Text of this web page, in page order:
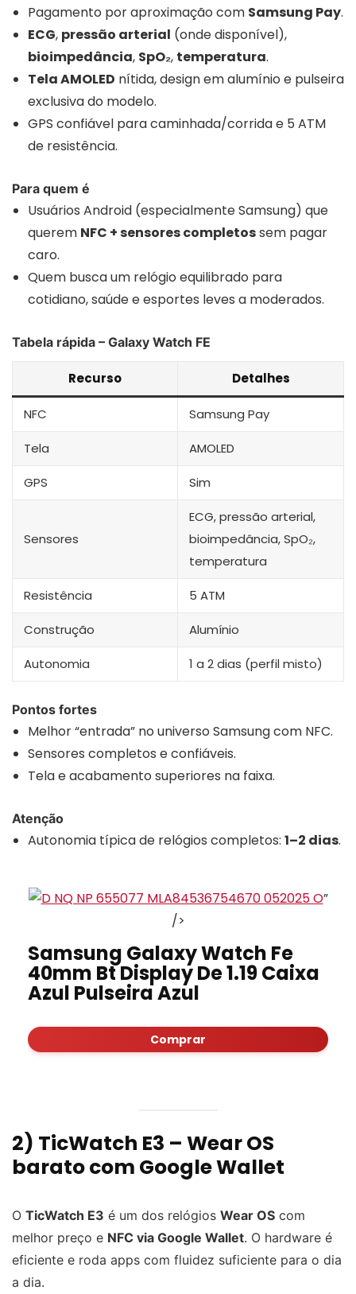
Pagamento por aproximação com Samsung Pay.
ECG, pressão arterial (onde disponível),
bioimpedância, SpO₂, temperatura.
Tela AMOLED nítida, design em alumínio e pulseira
exclusiva do modelo.
GPS confiável para caminhada/corrida e 5 ATM
de resistência.
Para quem é
Usuários Android (especialmente Samsung) que
querem NFC + sensores completossem pagar
caro.
Quem busca um relógio equilibrado para
cotidiano, saúde e esportes leves a moderados.
Tabela rápida – Galaxy Watch FE
Recurso Detalhes
NFC Samsung Pay
Tela AMOLED
GPS Sim
Sensores
ECG, pressão arterial,
bioimpedância, SpO₂,
temperatura
Resistência 5 ATM
Construção Alumínio
Autonomia 1 a 2 dias (perfil misto)
Pontos fortes
Melhor “entrada” no universo Samsung com NFC.
Sensores completos e confiáveis.
Tela e acabamento superiores na faixa.
Atenção
Autonomia típica de relógios completos: 1–2 dias.
”
/>
Samsung Galaxy Watch Fe
40mm Bt Display De 1.19 Caixa
Azul Pulseira Azul
Comprar
2) TicWatch E3 – Wear OS
barato com Google Wallet
O TicWatch E3 é um dos relógios Wear OS com
melhor preço e NFC via Google Wallet. O hardware é
eficiente e roda apps com fluidez suficiente para o dia
a dia.